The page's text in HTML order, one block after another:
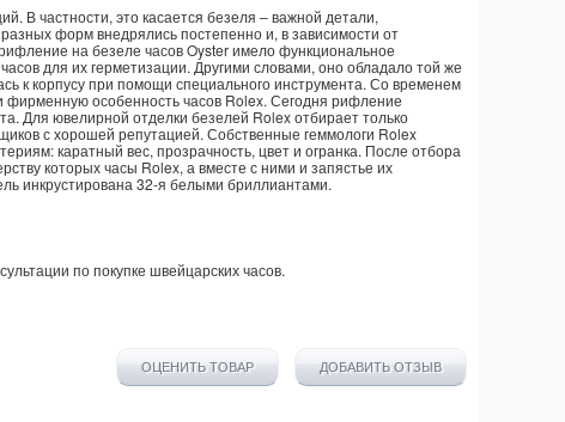
В частности, это касается безеля – важной детали,
форм внедрялись постепенно и, в зависимости от
на безеле часов Oyster имело функциональное
для их герметизации. Другими словами, оно обладало той же
к корпусу при помощи специального инструмента. Со временем
особенность часов Rolex. Сегодня рифление
Для ювелирной отделки безелей Rolex отбирает только
с хорошей репутацией. Собственные геммологи Rolex
каратный вес, прозрачность, цвет и огранка. После отбора
которых часы Rolex, а вместе с ними и запястье их
инкрустирована 32-я белыми бриллиантами.
по покупке швейцарских часов.
ОЦЕНИТЬ ТОВАР ДОБАВИТЬ ОТЗЫВ